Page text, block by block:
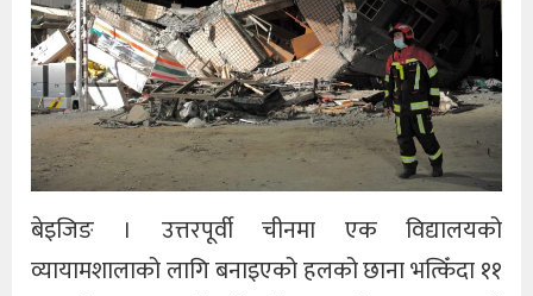
बेइजिङ । उत्तरपूर्वी चीनमा एक विद्यालयको
व्यायामशालाको लागि बनाइएको हलको छाना भत्किँदा ११